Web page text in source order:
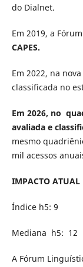
do Dialnet.
Em 2019, a
CAPES.
Em 2022, na
classificada no
Em 2026, no
avaliada e
mesmo
mil acessos
IMPACTO ATUAL
Índice h5: 9
Mediana h5: 12
A Fórum